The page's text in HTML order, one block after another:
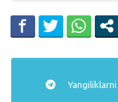
Yangiliklarni